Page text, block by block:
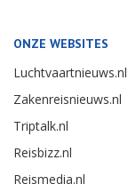
ONZE WEBSITES
Luchtvaartnieuws.nl
Zakenreisnieuws.nl
Triptalk.nl
Reisbizz.nl
Reismedia.nl